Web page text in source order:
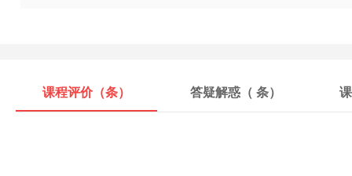
课程评价（条） 答疑解惑（ 条）